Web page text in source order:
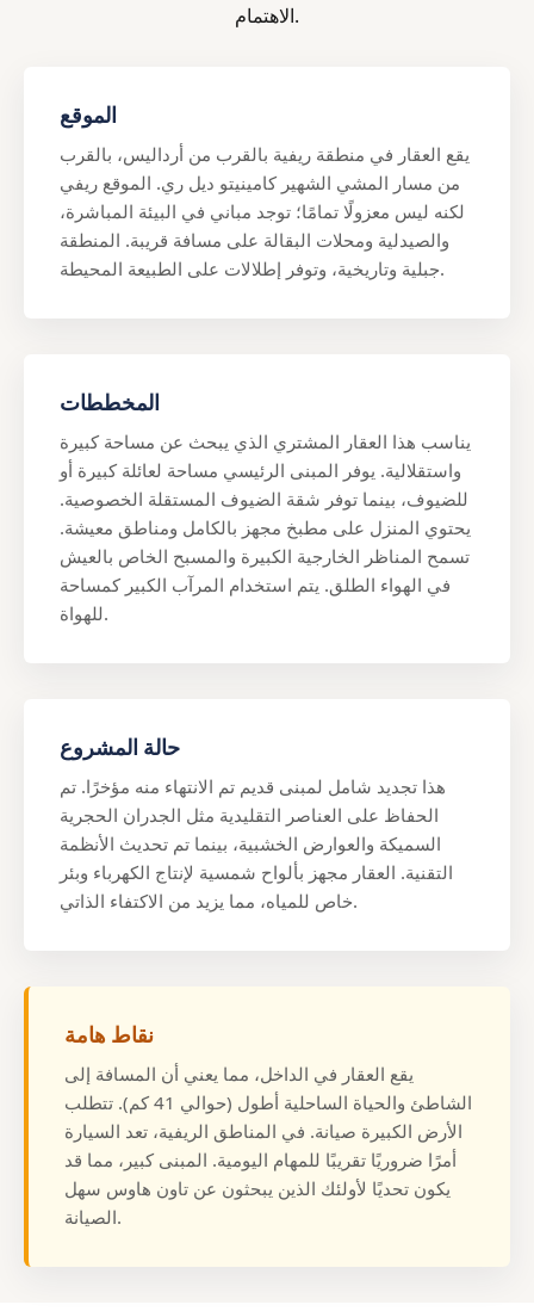
الاهتمام.
الموقع
يقع العقار في منطقة ريفية بالقرب من أرداليس، بالقرب
من مسار المشي الشهير كامينيتو ديل ري. الموقع ريفي
لكنه ليس معزولًا تمامًا؛ توجد مباني في البيئة المباشرة،
والصيدلية ومحلات البقالة على مسافة قريبة. المنطقة
جبلية وتاريخية، وتوفر إطلالات على الطبيعة المحيطة.
المخططات
يناسب هذا العقار المشتري الذي يبحث عن مساحة كبيرة
واستقلالية. يوفر المبنى الرئيسي مساحة لعائلة كبيرة أو
للضيوف، بينما توفر شقة الضيوف المستقلة الخصوصية.
يحتوي المنزل على مطبخ مجهز بالكامل ومناطق معيشة.
تسمح المناظر الخارجية الكبيرة والمسبح الخاص بالعيش
في الهواء الطلق. يتم استخدام المرآب الكبير كمساحة
للهواة.
حالة المشروع
هذا تجديد شامل لمبنى قديم تم الانتهاء منه مؤخرًا. تم
الحفاظ على العناصر التقليدية مثل الجدران الحجرية
السميكة والعوارض الخشبية، بينما تم تحديث الأنظمة
التقنية. العقار مجهز بألواح شمسية لإنتاج الكهرباء وبئر
خاص للمياه، مما يزيد من الاكتفاء الذاتي.
نقاط هامة
يقع العقار في الداخل، مما يعني أن المسافة إلى
الشاطئ والحياة الساحلية أطول (حوالي 41 كم). تتطلب
الأرض الكبيرة صيانة. في المناطق الريفية، تعد السيارة
أمرًا ضروريًا تقريبًا للمهام اليومية. المبنى كبير، مما قد
يكون تحديًا لأولئك الذين يبحثون عن تاون هاوس سهل
الصيانة.